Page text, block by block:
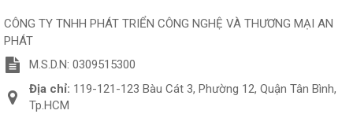
CÔNG TY TNHH PHÁT TRIỂN CÔNG NGHỆ VÀ THƯƠNG MẠI AN
PHÁT
M.S.D.N: 0309515300
Địa chỉ: 119-121-123 Bàu Cát 3, Phường 12, Quận Tân Bình,
Tp.HCM